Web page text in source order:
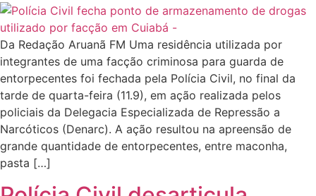
Da Redação Aruanã FM Uma residência utilizada por
integrantes de uma facção criminosa para guarda de
entorpecentes foi fechada pela Polícia Civil, no final da
tarde de quarta-feira (11.9), em ação realizada pelos
policiais da Delegacia Especializada de Repressão a
Narcóticos (Denarc). A ação resultou na apreensão de
grande quantidade de entorpecentes, entre maconha,
pasta […]